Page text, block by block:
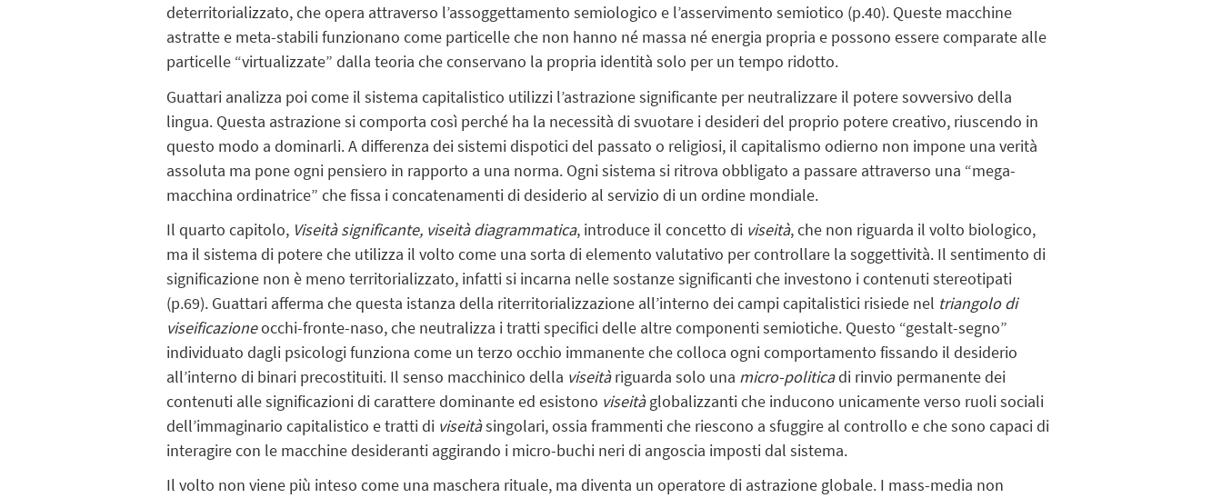
deterritorializzato, che opera attraverso l’assoggettamento semiologico e l’asservimento semiotico (p.40). Queste macchine
astratte e meta-stabili funzionano come particelle che non hanno né massa né energia propria e possono essere comparate alle
particelle “virtualizzate” dalla teoria che conservano la propria identità solo per un tempo ridotto.
Guattari analizza poi come il sistema capitalistico utilizzi l’astrazione significante per neutralizzare il potere sovversivo della
lingua. Questa astrazione si comporta così perché ha la necessità di svuotare i desideri del proprio potere creativo, riuscendo in
questo modo a dominarli. A differenza dei sistemi dispotici del passato o religiosi, il capitalismo odierno non impone una verità
assoluta ma pone ogni pensiero in rapporto a una norma. Ogni sistema si ritrova obbligato a passare attraverso una “mega-
macchina ordinatrice” che fissa i concatenamenti di desiderio al servizio di un ordine mondiale.
Il quarto capitolo, Viseità significante, viseità diagrammatica, introduce il concetto di viseità, che non riguarda il volto biologico,
ma il sistema di potere che utilizza il volto come una sorta di elemento valutativo per controllare la soggettività. Il sentimento di
significazione non è meno territorializzato, infatti si incarna nelle sostanze significanti che investono i contenuti stereotipati
(p.69). Guattari afferma che questa istanza della riterritorializzazione all’interno dei campi capitalistici risiede nel triangolo di
viseificazioneocchi-fronte-naso, che neutralizza i tratti specifici delle altre componenti semiotiche. Questo “gestalt-segno”
individuato dagli psicologi funziona come un terzo occhio immanenteche colloca ogni comportamento fissando il desiderio
all’interno di binari precostituiti. Il senso macchinico della viseitàriguarda solo una micro-politicadi rinvio permanente dei
contenuti alle significazioni di carattere dominante ed esistono viseitàglobalizzanti che inducono unicamente verso ruoli sociali
dell’immaginario capitalistico e tratti di viseitàsingolari, ossia frammenti che riescono a sfuggire al controllo e che sono capaci di
interagire con le macchine desideranti aggirando i micro-buchi neri di angoscia imposti dal sistema.
Il volto non viene più inteso come una maschera rituale, ma diventa un operatore di astrazione globale. I mass-media non